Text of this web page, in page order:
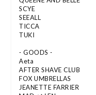
SCYE
SEEALL
TICCA
TUKI
- GOODS -
Aeta
AFTER SHAVE CLUB
FOX UMBRELLAS
JEANETTE FARRIER